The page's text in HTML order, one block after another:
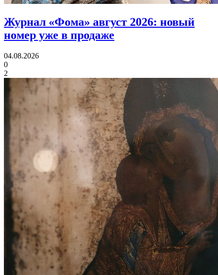
Журнал «Фома» август 2026: новый
номер уже в продаже
04.08.2026
0
2